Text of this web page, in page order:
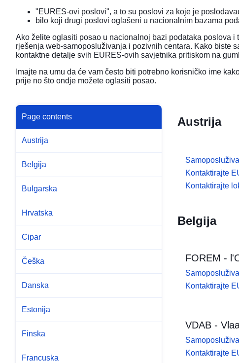
"EURES-ovi poslovi", a to su poslovi za koje je
bilo koji drugi poslovi oglašeni u nacionalnim bazama
Ako želite oglasiti posao u nacionalnoj bazi podataka poslova
rješenja web-samoposluživanja i pozivnih centara. Kako biste
kontaktne detalje svih EURES-ovih savjetnika pritiskom na
Imajte na umu da će vam često biti potrebno korisničko ime
prije no što ondje možete oglasiti posao.
Page contents
Austrija
Belgija
Bulgarska
Hrvatska
Cipar
Češka
Danska
Estonija
Finska
Francuska
Austrija
Kontaktirajte
Kontaktirajte
Belgija
FOREM -
Kontaktirajte
VDAB -
Kontaktirajte